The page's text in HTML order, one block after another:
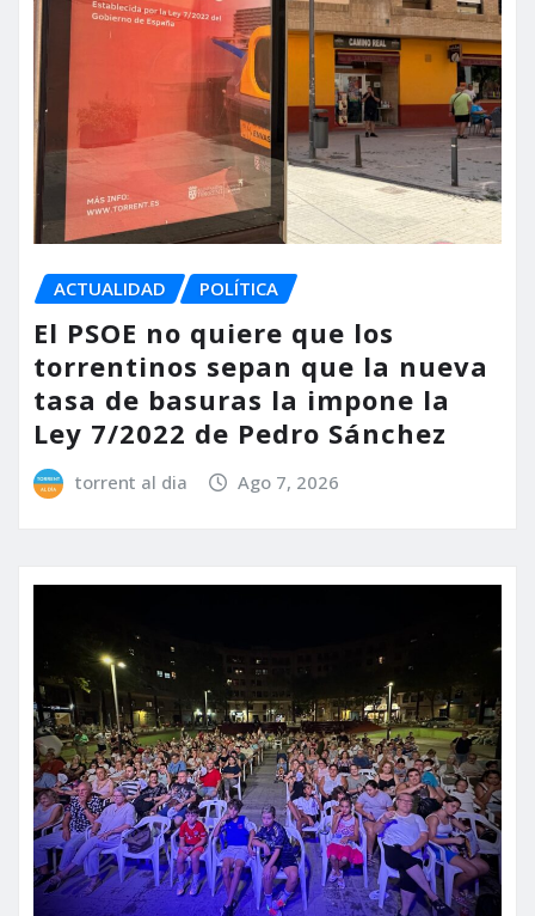
ACTUALIDAD POLÍTICA
El PSOE no quiere que los
torrentinos sepan que la nueva
tasa de basuras la impone la
Ley 7/2022 de Pedro Sánchez
torrent al dia Ago 7, 2026